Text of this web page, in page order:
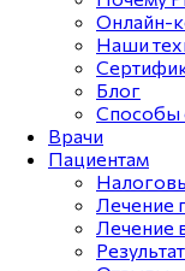
Онлайн-
Наши
Блог
Способы
Врачи
Пациентам
Лечение
Лечение